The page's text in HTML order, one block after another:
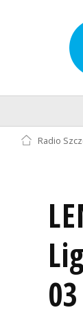
Radio